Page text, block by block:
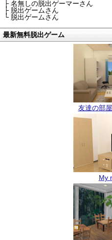
├ 名無しの脱出ゲーマーさん
├ 脱出ゲームさん
└ 脱出ゲームさん
最新無料脱出ゲーム
友達の部
My